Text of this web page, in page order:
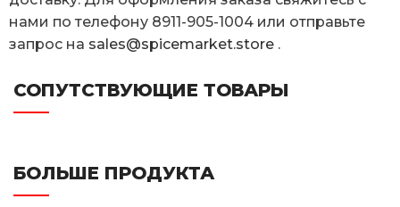
нами по телефону 8911-905-1004 или отправьте
запрос на sales@spicemarket.store .
СОПУТСТВУЮЩИЕ ТОВАРЫ
БОЛЬШЕ ПРОДУКТА